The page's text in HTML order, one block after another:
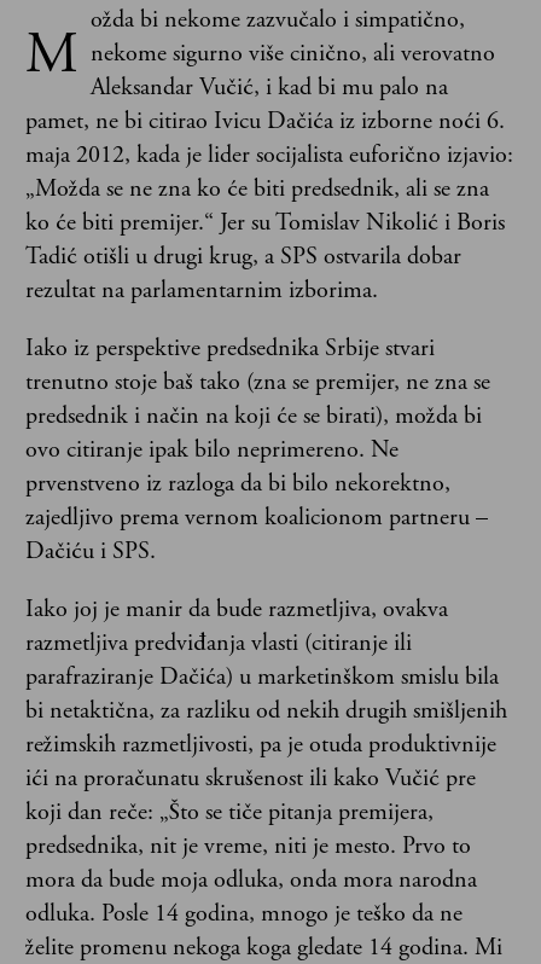
M ožda bi nekome zazvučalo i simpatično,
nekome sigurno više cinično, ali verovatno
Aleksandar Vučić, i kad bi mu palo na
pamet, ne bi citirao Ivicu Dačića iz izborne noći 6.
maja 2012, kada je lider socijalista euforično izjavio:
„Možda se ne zna ko će biti predsednik, ali se zna
ko će biti premijer.“ Jer su Tomislav Nikolić i Boris
Tadić otišli u drugi krug, a SPS ostvarila dobar
rezultat na parlamentarnim izborima.
Iako iz perspektive predsednika Srbije stvari
trenutno stoje baš tako (zna se premijer, ne zna se
predsednik i način na koji će se birati), možda bi
ovo citiranje ipak bilo neprimereno. Ne
prvenstveno iz razloga da bi bilo nekorektno,
zajedljivo prema vernom koalicionom partneru –
Dačiću i SPS.
Iako joj je manir da bude razmetljiva, ovakva
razmetljiva predviđanja vlasti (citiranje ili
parafraziranje Dačića) u marketinškom smislu bila
bi netaktična, za razliku od nekih drugih smišljenih
režimskih razmetljivosti, pa je otuda produktivnije
ići na proračunatu skrušenost ili kako Vučić pre
koji dan reče: „Što se tiče pitanja premijera,
predsednika, nit je vreme, niti je mesto. Prvo to
mora da bude moja odluka, onda mora narodna
odluka. Posle 14 godina, mnogo je teško da ne
želite promenu nekoga koga gledate 14 godina. Mi